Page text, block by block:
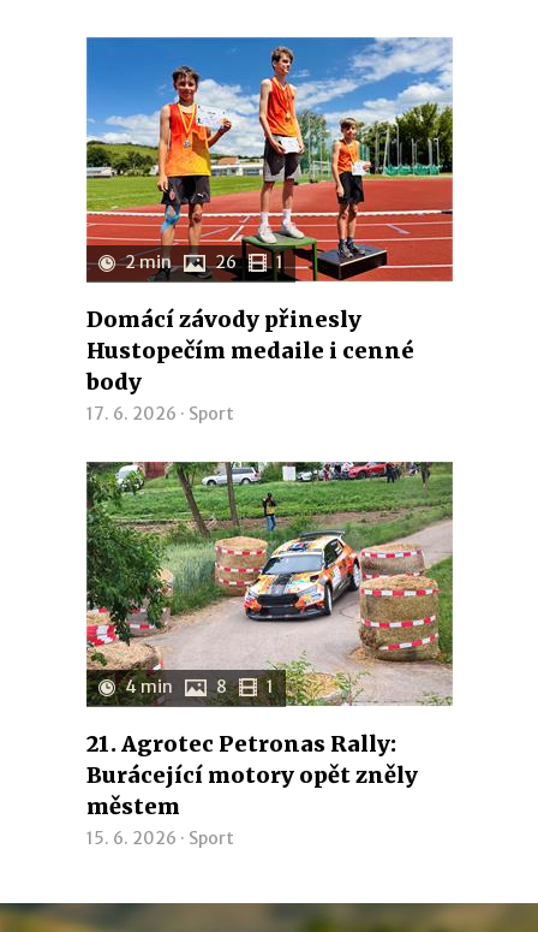
2 min 26 1
Domácí závody přinesly
Hustopečím medaile i cenné
body
17. 6. 2026 · Sport
4 min 8 1
21. Agrotec Petronas Rally:
Burácející motory opět zněly
městem
15. 6. 2026 · Sport